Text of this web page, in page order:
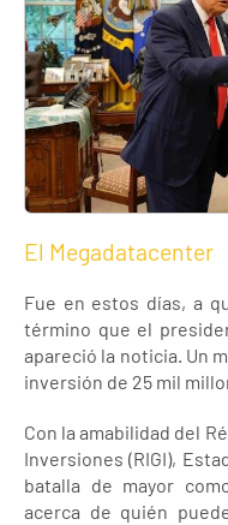
El Megadatacenter
Fue en estos días, a
término que el
apareció la noticia. Un
inversión de 25 mil
Con la amabilidad del
Inversiones (RIGI),
batalla de mayor
acerca de quién